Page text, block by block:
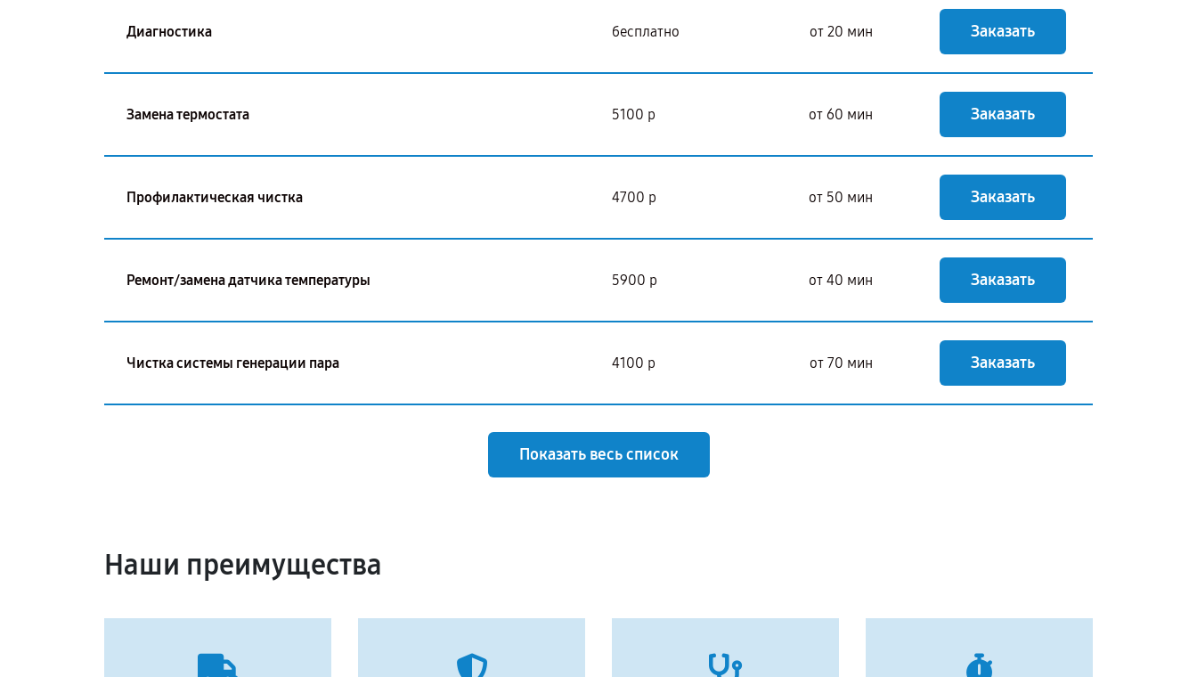
Диагностика бесплатно от 20 мин Заказать
Замена термостата 5100 р от 60 мин Заказать
Профилактическая чистка 4700 р от 50 мин Заказать
Ремонт/замена датчика температуры 5900 р от 40 мин Заказать
Чистка системы генерации пара 4100 р от 70 мин Заказать
Показать весь список
Наши преимущества